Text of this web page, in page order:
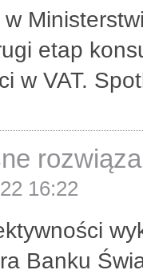
etap
w VAT.
16:22
Banku